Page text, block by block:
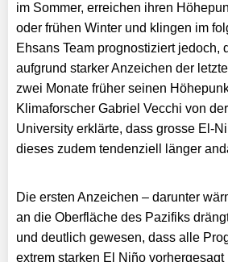
im Sommer, erreichen ihren
oder frühen Winter und klingen im
Ehsans Team prognostiziert jedoch,
aufgrund starker Anzeichen der
zwei Monate früher seinen
Klimaforscher Gabriel Vecchi von
University erklärte, dass grosse El-
dieses zudem tendenziell länger
Die ersten Anzeichen – darunter
an die Oberfläche des Pazifiks
und deutlich gewesen, dass alle
extrem starken El Niño vorhergesagt